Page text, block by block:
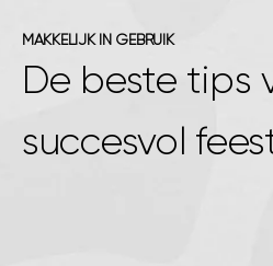
MAKKELIJK IN GEBRUIK
De beste tips
succesvol